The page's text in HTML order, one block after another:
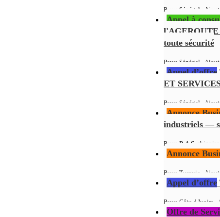
Pays: Sénégal -
Appel à
l'AGEROUTE
toute sécurité
Pays: Sénégal -
Appel d’offre
ET
Pays: Sénégal -
Annonce
industriels —
Pays: R.A.S.
Annonce
Pays: Turquie -
Appel d’offre
Pays: Côte d Ivoire
Offre de